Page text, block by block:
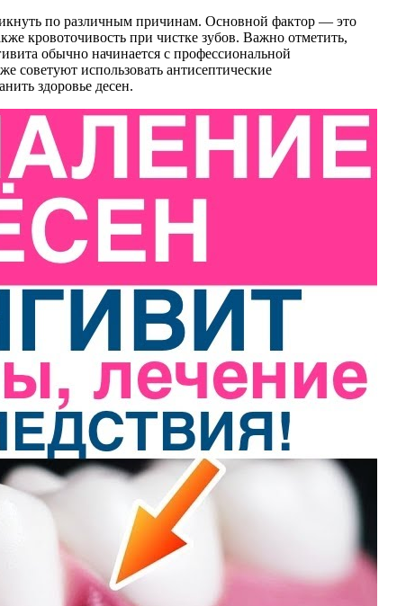
по различным причинам. Основной фактор — это
кровоточивость при чистке зубов. Важно отметить,
обычно начинается с профессиональной
советуют использовать антисептические
здоровье десен.